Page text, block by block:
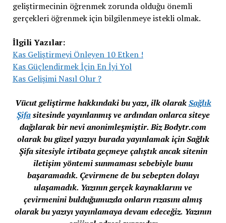
geliştirmecinin öğrenmek zorunda olduğu önemli
gerçekleri öğrenmek için bilgilenmeye istekli olmak.
İlgili Yazılar:
Kas Geliştirmeyi Önleyen 10 Etken !
Kas Güçlendirmek İçin En İyi Yol
Kas Gelişimi Nasıl Olur ?
Vücut geliştirme hakkındaki bu yazı, ilk olarakSağlık
Şifasitesinde yayınlanmış ve ardından onlarca siteye
dağılarak bir nevi anonimleşmiştir. Biz Bodytr.com
olarak bu güzel yazıyı burada yayınlamak için Sağlık
Şifa sitesiyle irtibata geçmeye çalıştık ancak sitenin
iletişim yöntemi sunmaması sebebiyle bunu
başaramadık. Çevirmene de bu sebepten dolayı
ulaşamadık. Yazının gerçek kaynaklarını ve
çevirmenini bulduğumuzda onların rızasını almış
olarak bu yazıyı yayınlamaya devam edeceğiz. Yazının